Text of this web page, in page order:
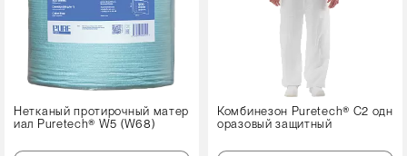
Нетканый протирочный матер
иал Puretech® W5 (W68)
Комбинезон Puretech® C2 одн
оразовый защитный